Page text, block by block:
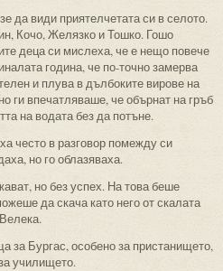
да види приятелчетата си в селото.
Кочо, Желязко и Тошко. Гошо
деца си мислеха, че е нещо повече
година, че по-точно замерва
и плува в дълбоките вирове на
ги впечатляваше, че обърнат на гръб
на водата без да потъне.
често в разговор помежду си
но го облазяваха.
но без успех. На това беше
да скача като него от скалата
за Бургас, особено за пристанището,
училището.